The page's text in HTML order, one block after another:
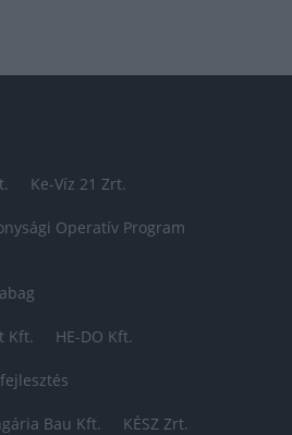
Ke-Víz 21 Zrt.
Operatív Program
Kft. HE-DO Kft.
Bau Kft. KÉSZ Zrt.